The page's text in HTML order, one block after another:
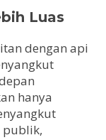
Luas
dengan api
hanya
publik,